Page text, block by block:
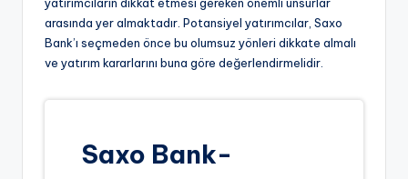
arasında yer almaktadır. Potansiyel yatırımcılar, Saxo
Bank’ı seçmeden önce bu olumsuz yönleri dikkate almalı
ve yatırım kararlarını buna göre değerlendirmelidir.
Saxo Bank-